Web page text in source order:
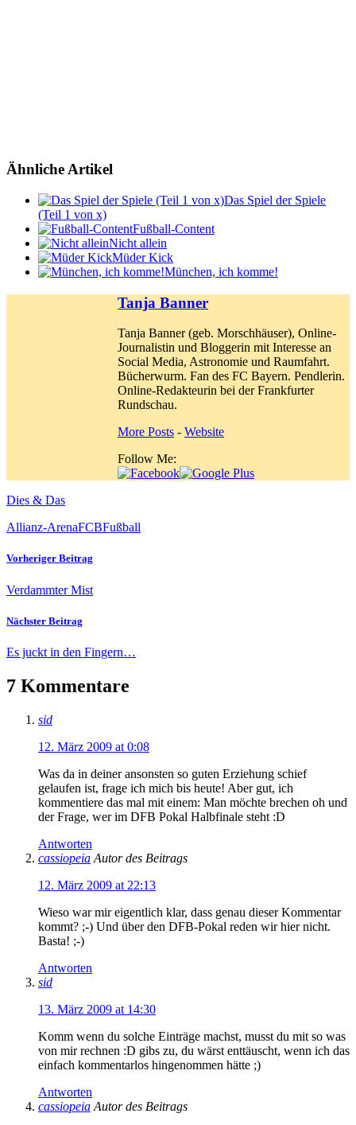
Ähnliche Artikel
Das Spiel der Spiele
(Teil 1 von x)
Fußball-Content
Nicht allein
Müder Kick
München, ich komme!
Tanja Banner
Tanja Banner (geb. Morschhäuser), Online-
Journalistin und Bloggerin mit Interesse an
Social Media, Astronomie und Raumfahrt.
Bücherwurm. Fan des FC Bayern. Pendlerin.
Online-Redakteurin bei der Frankfurter
Rundschau.
More Posts - Website
Follow Me:
Dies & Das
Allianz-ArenaFCBFußball
Vorheriger Beitrag
Verdammter Mist
Nächster Beitrag
Es juckt in den Fingern…
7 Kommentare
sid
12. März 2009 at 0:08
Was da in deiner ansonsten so guten Erziehung schief
gelaufen ist, frage ich mich bis heute! Aber gut, ich
kommentiere das mal mit einem: Man möchte brechen oh und
der Frage, wer im DFB Pokal Halbfinale steht :D
Antworten
cassiopeia Autor des Beitrags
12. März 2009 at 22:13
Wieso war mir eigentlich klar, dass genau dieser Kommentar
kommt? ;-) Und über den DFB-Pokal reden wir hier nicht.
Basta! ;-)
Antworten
sid
13. März 2009 at 14:30
Komm wenn du solche Einträge machst, musst du mit so was
von mir rechnen :D gibs zu, du wärst enttäuscht, wenn ich das
einfach kommentarlos hingenommen hätte ;)
Antworten
cassiopeia Autor des Beitrags